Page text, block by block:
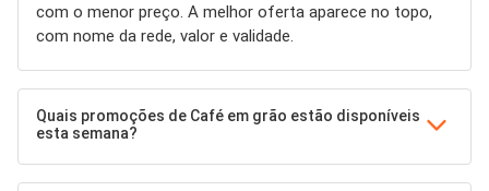
com o menor preço. A melhor oferta aparece no topo,
com nome da rede, valor e validade.
Quais promoções de Café em grão estão disponíveis
esta semana?